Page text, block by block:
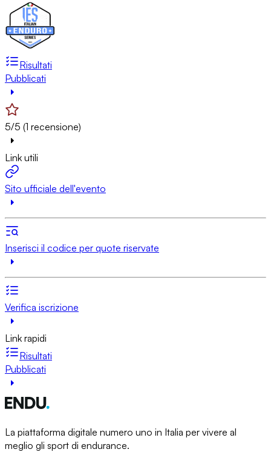
Risultati
Pubblicati
5/5 (1 recensione)
Link utili
Sito ufficiale dell'evento
Inserisci il codice per quote riservate
Verifica iscrizione
Link rapidi
Risultati
Pubblicati
La piattaforma digitale numero uno in Italia per vivere al
meglio gli sport di endurance.